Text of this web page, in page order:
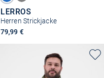
LERROS
Herren Strickjacke
79,99 €